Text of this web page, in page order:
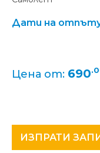
Дати на
Цена от: 690
ИЗПРАТИ